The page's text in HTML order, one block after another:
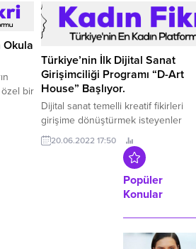
otel
Okula
özel bir
Türkiye’nin İlk Dijital Sanat
Girişimciliği Programı “D-Art
House” Başlıyor.
Dijital sanat temelli kreatif fikirleri
girişime dönüştürmek isteyenler
için tasarlanmış D-Art House
ücretsiz eğitim programı, başvuru
kabul etmeye başladı.
20.06.2022 17:50
Popüler
Konular